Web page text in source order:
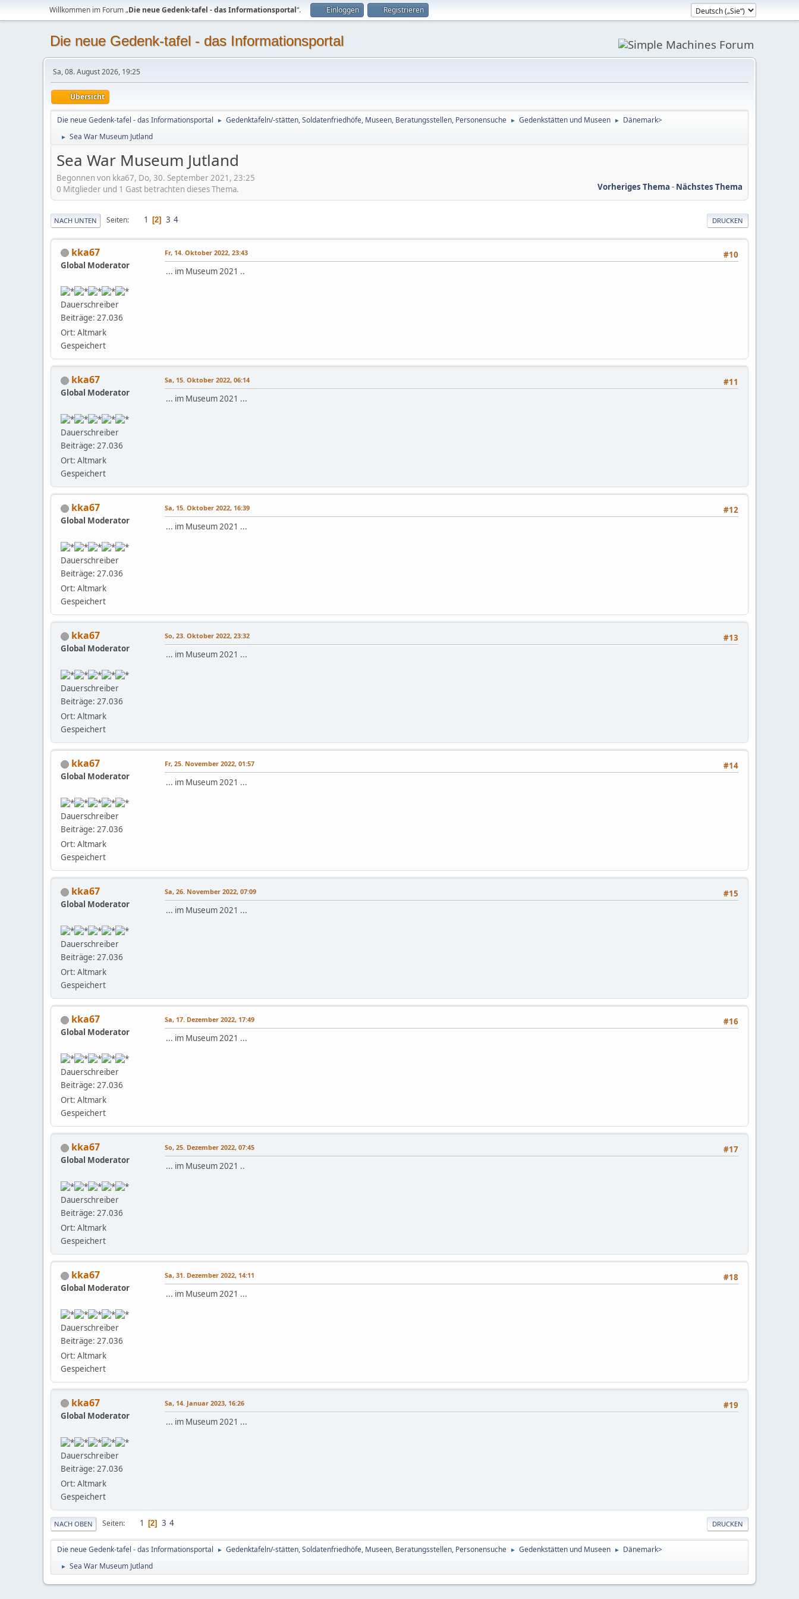
Willkommen im Forum „Die neue Gedenk-tafel - das Informationsportal“. Einloggen Registrieren
Die neue Gedenk-tafel - das Informationsportal
Sa, 08. August 2026, 19:25
Übersicht
Die neue Gedenk-tafel - das Informationsportal ► Gedenktafeln/-stätten, Soldatenfriedhöfe, Museen, Beratungsstellen, Personensuche ► Gedenkstätten und Museen ► Dänemark>
► Sea War Museum Jutland
Sea War Museum Jutland
Begonnen von kka67, Do, 30. September 2021, 23:25
Vorheriges Thema - Nächstes Thema
0 Mitglieder und 1 Gast betrachten dieses Thema.
DRUCKEN
NACH UNTEN Seiten 1 2 3 4
kka67
Global Moderator
Dauerschreiber
Beiträge: 27.036
Ort: Altmark
Gespeichert
#10
Fr, 14. Oktober 2022, 23:43
... im Museum 2021 ..
kka67
Global Moderator
Dauerschreiber
Beiträge: 27.036
Ort: Altmark
Gespeichert
#11
Sa, 15. Oktober 2022, 06:14
... im Museum 2021 ...
kka67
Global Moderator
Dauerschreiber
Beiträge: 27.036
Ort: Altmark
Gespeichert
#12
Sa, 15. Oktober 2022, 16:39
... im Museum 2021 ...
kka67
Global Moderator
Dauerschreiber
Beiträge: 27.036
Ort: Altmark
Gespeichert
#13
So, 23. Oktober 2022, 23:32
... im Museum 2021 ...
kka67
Global Moderator
Dauerschreiber
Beiträge: 27.036
Ort: Altmark
Gespeichert
#14
Fr, 25. November 2022, 01:57
... im Museum 2021 ...
kka67
Global Moderator
Dauerschreiber
Beiträge: 27.036
Ort: Altmark
Gespeichert
#15
Sa, 26. November 2022, 07:09
... im Museum 2021 ...
kka67
Global Moderator
Dauerschreiber
Beiträge: 27.036
Ort: Altmark
Gespeichert
#16
Sa, 17. Dezember 2022, 17:49
... im Museum 2021 ...
kka67
Global Moderator
Dauerschreiber
Beiträge: 27.036
Ort: Altmark
Gespeichert
#17
So, 25. Dezember 2022, 07:45
... im Museum 2021 ..
kka67
Global Moderator
Dauerschreiber
Beiträge: 27.036
Ort: Altmark
Gespeichert
#18
Sa, 31. Dezember 2022, 14:11
... im Museum 2021 ...
kka67
Global Moderator
Dauerschreiber
Beiträge: 27.036
Ort: Altmark
Gespeichert
#19
Sa, 14. Januar 2023, 16:26
... im Museum 2021 ...
DRUCKEN
NACH OBEN Seiten 1 2 3 4
Die neue Gedenk-tafel - das Informationsportal ► Gedenktafeln/-stätten, Soldatenfriedhöfe, Museen, Beratungsstellen, Personensuche ► Gedenkstätten und Museen ► Dänemark>
► Sea War Museum Jutland